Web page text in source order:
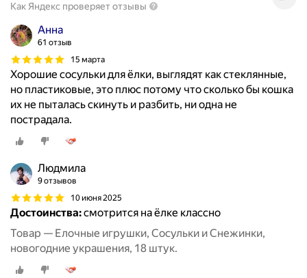
Как Яндекс проверяет отзывы
Анна
61 отзыв
15 марта
Хорошие сосульки для ёлки, выглядят как стеклянные,
но пластиковые, это плюс потому что сколько бы кошка
их не пыталась скинуть и разбить, ни одна не
пострадала.
Людмила
9 отзывов
10 июня 2025
Достоинства:смотрится на ёлке классно
Товар — Елочные игрушки, Сосульки и Снежинки,
новогодние украшения, 18 штук.